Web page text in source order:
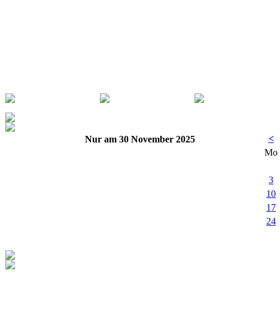
Nur am 30 November 2025 <
Mo
3
10
17
24